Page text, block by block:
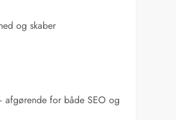
og skaber
afgørende for både SEO og